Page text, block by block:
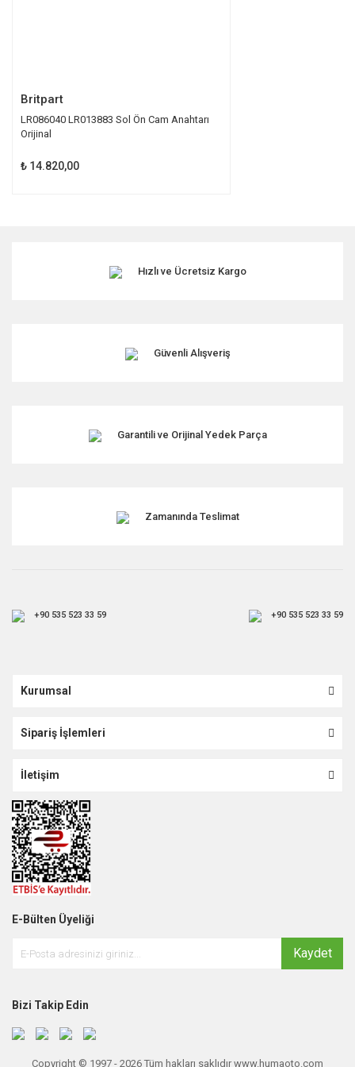
Britpart
LR086040 LR013883 Sol Ön Cam Anahtarı
Orijinal
₺ 14.820,00
Hızlı ve Ücretsiz Kargo
Güvenli Alışveriş
Garantili ve Orijinal Yedek Parça
Zamanında Teslimat
+90 535 523 33 59 +90 535 523 33 59
Kurumsal
Sipariş İşlemleri
İletişim
E-Bülten Üyeliği
Kaydet
Bizi Takip Edin
Copyright © 1997 - 2026 Tüm hakları saklıdır www.humaoto.com